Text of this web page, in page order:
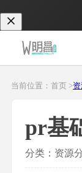
当前位置：首页 >
pr基
分类：资源